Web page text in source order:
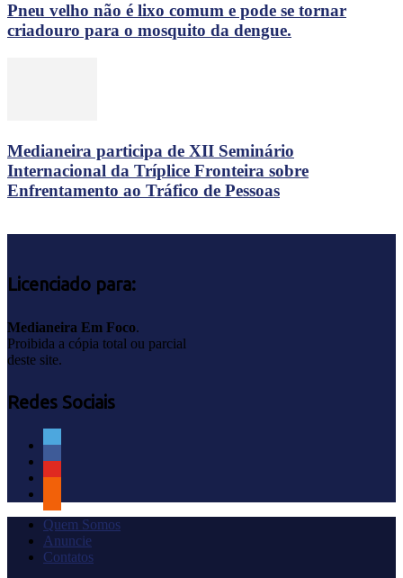
Pneu velho não é lixo comum e pode se tornar
criadouro para o mosquito da dengue.
Medianeira participa de XII Seminário
Internacional da Tríplice Fronteira sobre
Enfrentamento ao Tráfico de Pessoas
Licenciado para:
Medianeira Em Foco.
Proibida a cópia total ou parcial
deste site.
Redes Sociais
Quem Somos
Anuncie
Contatos